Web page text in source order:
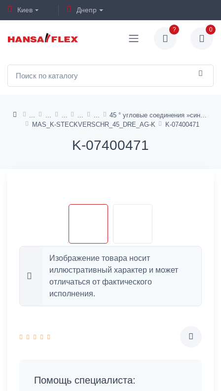
Киев Днепр
? 0
MAS_K-STECKVERSCHR_45_DRE_AG-K
K-07400471
K-07400471
Изображение товара носит
иллюстративный характер и может
отличаться от фактического
исполнения.
Помощь специалиста: